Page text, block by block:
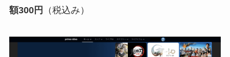
額300円
（税込み）